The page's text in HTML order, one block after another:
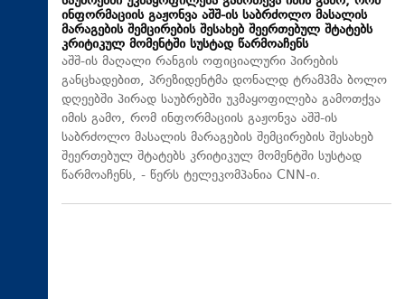
ინფორმაციის გაჟონვა აშშ-ის საბრძოლო მასალის
მარაგების შემცირების შესახებ შეერთებულ შტატებს
კრიტიკულ მომენტში სუსტად წარმოაჩენს
აშშ-ის მაღალი რანგის ოფიციალური პირების
განცხადებით, პრეზიდენტმა დონალდ ტრამპმა ბოლო
დღეებში პირად საუბრებში უკმაყოფილება გამოთქვა
იმის გამო, რომ ინფორმაციის გაჟონვა აშშ-ის
საბრძოლო მასალის მარაგების შემცირების შესახებ
შეერთებულ შტატებს კრიტიკულ მომენტში სუსტად
წარმოაჩენს, - წერს ტელეკომპანია CNN-ი.